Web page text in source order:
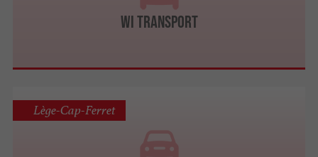
WI Transport
Lège-Cap-Ferret